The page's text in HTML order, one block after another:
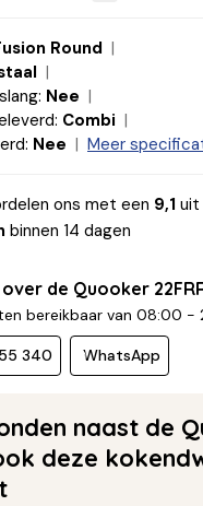
Round
Nee
Combi
Nee Meer
ons met een 9,1 uit
binnen 14 dagen
de Quooker
bereikbaar van 08:00 -
340 WhatsApp
naast de
deze